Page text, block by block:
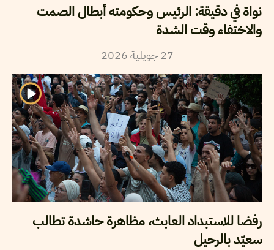
نواة في دقيقة: الرئيس وحكومته أبطال الصمت
والاختفاء وقت الشدة
27 جويلية2026
رفضا للاستبداد العابث، مظاهرة حاشدة تطالب
سعيّد بالرحيل